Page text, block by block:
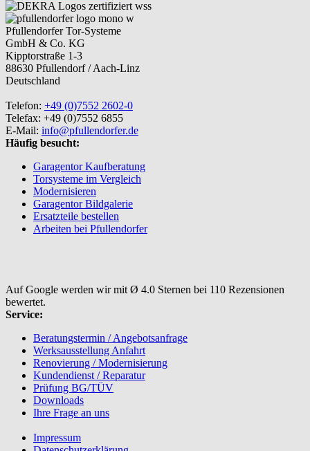
Pfullendorfer Tor-Systeme
GmbH & Co. KG
Kipptorstraße 1-3
88630 Pfullendorf / Aach-Linz
Deutschland
Telefon: +49 (0)7552 2602-0
Telefax: +49 (0)7552 6855
E-Mail: info@pfullendorfer.de
Häufig besucht:
Garagentor Kaufberatung
Torsysteme im Vergleich
Modernisieren
Garagentor Bildgalerie
Ersatzteile bestellen
Arbeiten bei Pfullendorfer
Auf Google werden wir mit Ø 4.0 Sternen bei 110 Rezensionen
bewertet.
Service:
Beratungstermin / Angebotsanfrage
Werksausstellung Anfahrt
Renovierung / Modernisierung
Kundendienst / Reparatur
Prüfung BG/TÜV
Downloads
Ihre Frage an uns
Impressum